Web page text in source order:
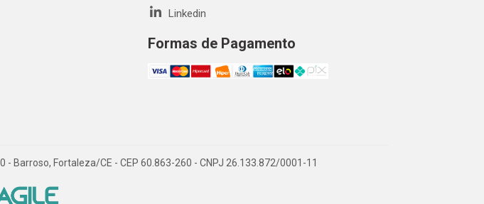
Linkedin
Formas de Pagamento
Barroso, Fortaleza/CE - CEP 60.863-260 - CNPJ 26.133.872/0001-11